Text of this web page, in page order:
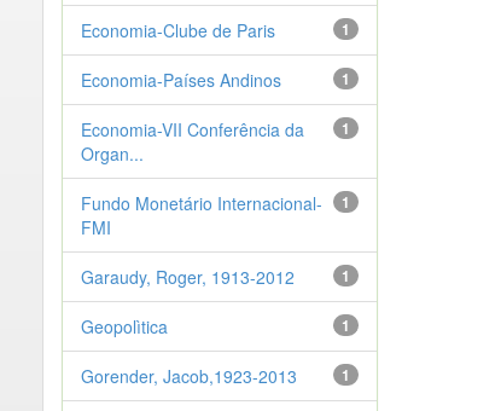
1
Economia-Clube de Paris
1
Economia-Países Andinos
1
Economia-VII Conferência da
Organ...
1
Fundo Monetário Internacional-
FMI
1
Garaudy, Roger, 1913-2012
1
Geopolìtica
1
Gorender, Jacob,1923-2013